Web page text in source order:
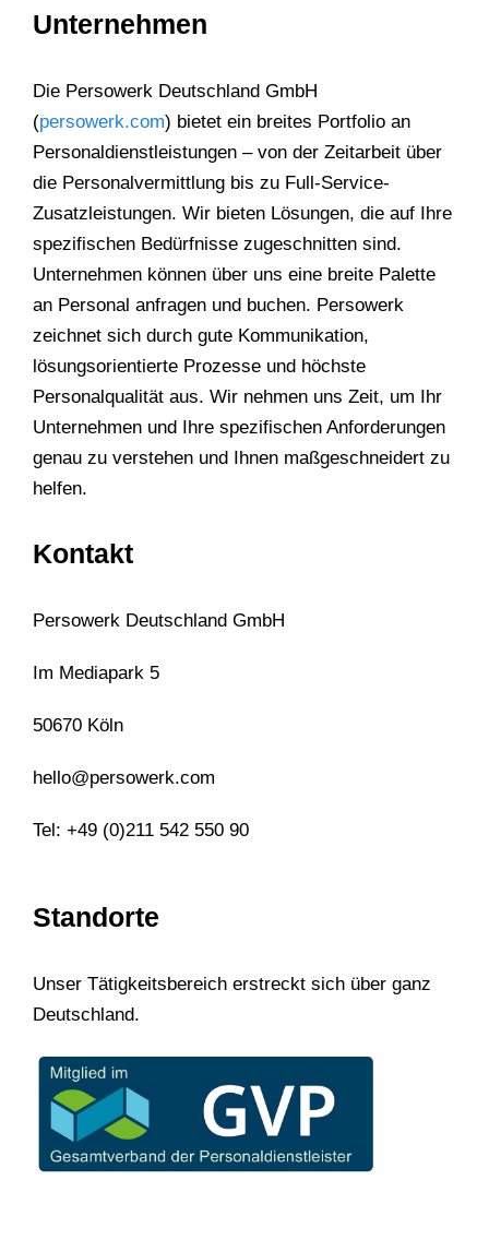
Unternehmen
Die Persowerk Deutschland GmbH
(persowerk.com) bietet ein breites Portfolio an
Personaldienstleistungen – von der Zeitarbeit über
die Personalvermittlung bis zu Full-Service-
Zusatzleistungen. Wir bieten Lösungen, die auf Ihre
spezifischen Bedürfnisse zugeschnitten sind.
Unternehmen können über uns eine breite Palette
an Personal anfragen und buchen. Persowerk
zeichnet sich durch gute Kommunikation,
lösungsorientierte Prozesse und höchste
Personalqualität aus. Wir nehmen uns Zeit, um Ihr
Unternehmen und Ihre spezifischen Anforderungen
genau zu verstehen und Ihnen maßgeschneidert zu
helfen.
Kontakt
Persowerk Deutschland GmbH
Im Mediapark 5
50670 Köln
hello@persowerk.com
Tel: +49 (0)211 542 550 90
Standorte
Unser Tätigkeitsbereich erstreckt sich über ganz
Deutschland.